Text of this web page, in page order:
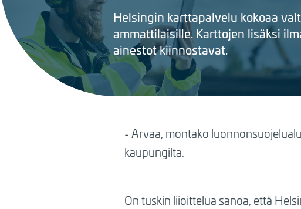
Helsingin karttapalvelu kokoaa
ammattilaisille. Karttojen lisäksi
ainestot kiinnostavat.
- Arvaa, montako
kaupungilta.
On tuskin liioittelua sanoa, että